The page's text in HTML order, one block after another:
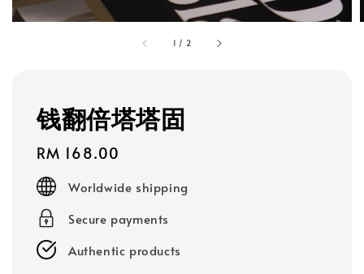
1 / 2
钱翻倍塔塔固
Regular
price
RM 168.00
Worldwide shipping
Secure payments
Authentic products